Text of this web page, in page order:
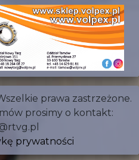
prawa zastrzeżone.
prosimy o kontakt:
prywatności